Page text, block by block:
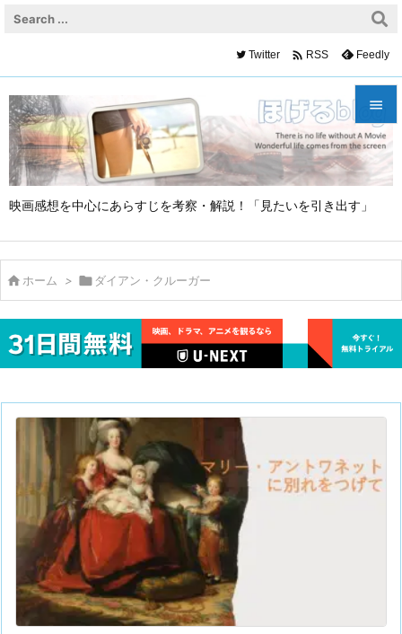
映画感想を中心にあらすじを考察・解説！「見たいを引き出す」


メニュ

サイド
次へ
検索
Twitter  RSS Feedly
 ホーム >  ダイアン・クルーガー